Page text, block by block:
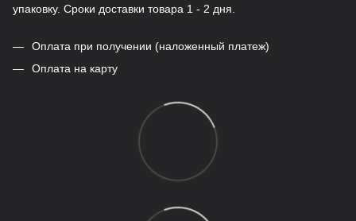
упаковку. Сроки доставки товара 1 - 2 дня.
Оплата при получении (наложенный платеж)
Оплата на карту